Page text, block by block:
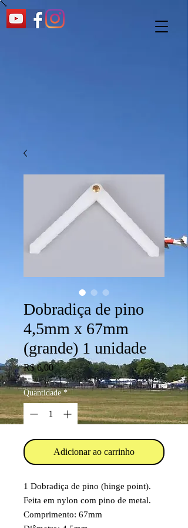
Dobradiça de pino
4,5mm x 67mm
(grande) 1 unidade
R$ 6,00Preço
Quantidade *
Adicionar ao carrinho
1 Dobradiça de pino (hinge point).
Feita em nylon com pino de metal.
Comprimento: 67mm